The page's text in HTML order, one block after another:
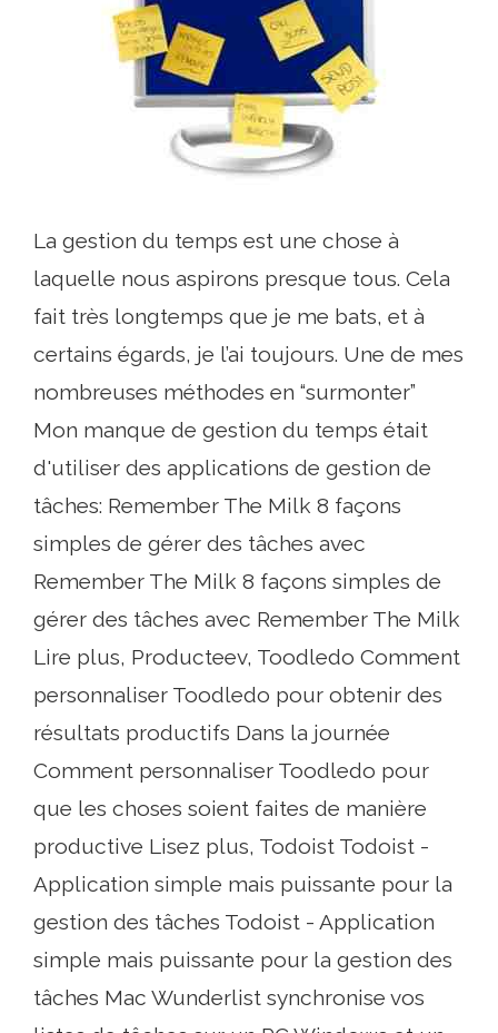
La gestion du temps est une chose à
laquelle nous aspirons presque tous. Cela
fait très longtemps que je me bats, et à
certains égards, je l’ai toujours. Une de mes
nombreuses méthodes en “surmonter”
Mon manque de gestion du temps était
d'utiliser des applications de gestion de
tâches: Remember The Milk 8 façons
simples de gérer des tâches avec
Remember The Milk 8 façons simples de
gérer des tâches avec Remember The Milk
Lire plus, Producteev, Toodledo Comment
personnaliser Toodledo pour obtenir des
résultats productifs Dans la journée
Comment personnaliser Toodledo pour
que les choses soient faites de manière
productive Lisez plus, Todoist Todoist -
Application simple mais puissante pour la
gestion des tâches Todoist - Application
simple mais puissante pour la gestion des
tâches Mac Wunderlist synchronise vos